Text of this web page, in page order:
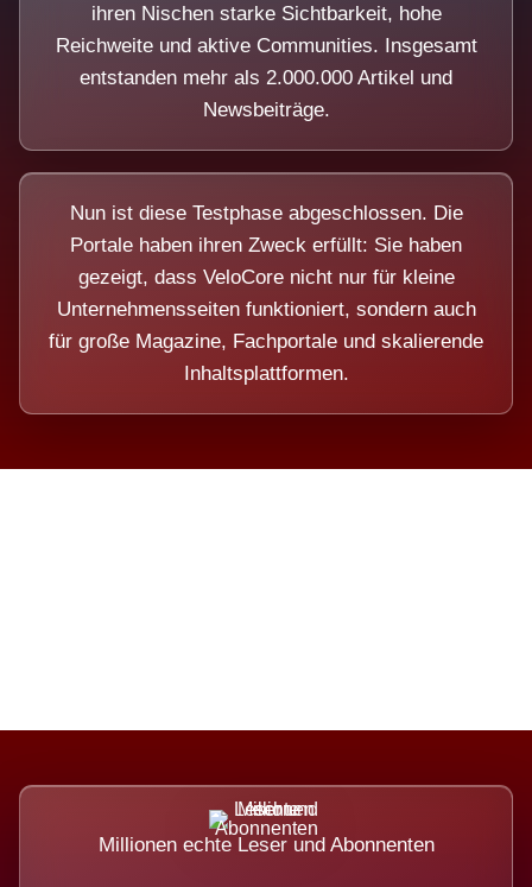
ihren Nischen starke Sichtbarkeit, hohe
Reichweite und aktive Communities. Insgesamt
entstanden mehr als 2.000.000 Artikel und
Newsbeiträge.
Nun ist diese Testphase abgeschlossen. Die
Portale haben ihren Zweck erfüllt: Sie haben
gezeigt, dass VeloCore nicht nur für kleine
Unternehmensseiten funktioniert, sondern auch
für große Magazine, Fachportale und skalierende
Inhaltsplattformen.
Millionen echte Leser und Abonnenten